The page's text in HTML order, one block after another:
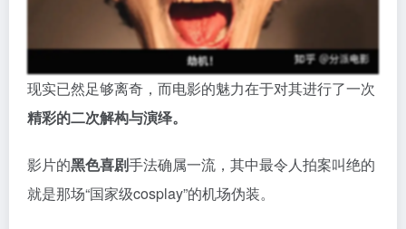
现实已然足够离奇，而电影的魅力在于对其进行了一次
精彩的二次解构与演绎。
影片的黑色喜剧手法确属一流，其中最令人拍案叫绝的
就是那场“国家级cosplay”的机场伪装。